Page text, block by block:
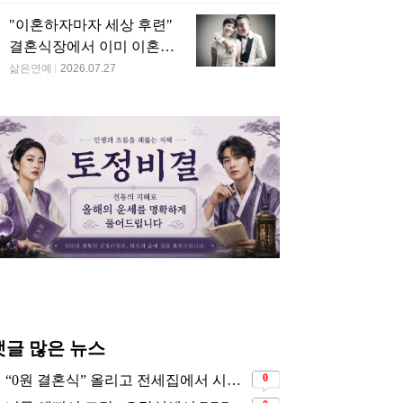
"이혼하자마자 세상 후련"
결혼식장에서 이미 이혼을
직감했었다는 배우
삶은연예 2026.07.27
글 많은 뉴스
“0원 결혼식” 올리고 전세집에서 시작한 연예인 0